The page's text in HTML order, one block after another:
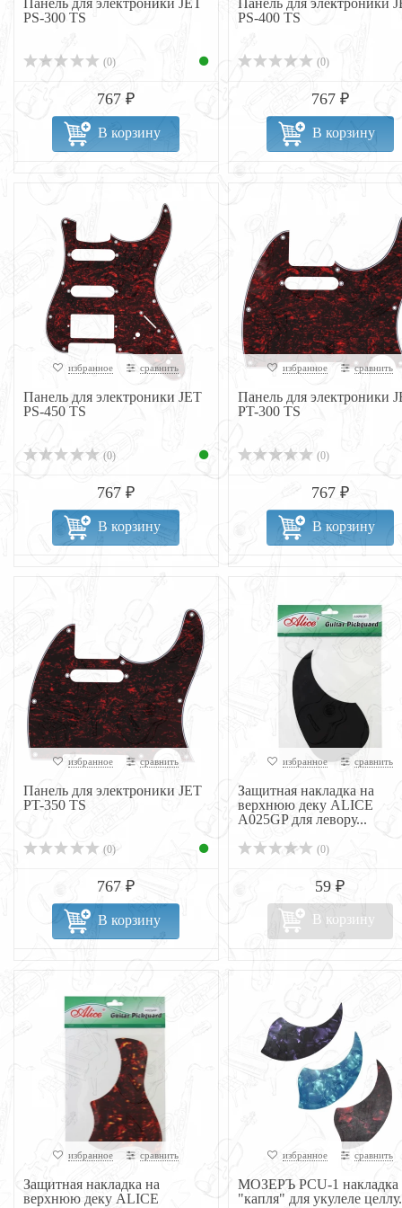
Панель для электроники JET
PS-300 TS
(0)
767 ₽
В корзину
Панель для электроники
PS-400 TS
(0)
767 ₽
В корзину
избранное сравнить
Панель для электроники JET
PS-450 TS
(0)
767 ₽
В корзину
избранное сравнить
Панель для электроники
PT-300 TS
(0)
767 ₽
В корзину
избранное сравнить
Панель для электроники JET
PT-350 TS
(0)
767 ₽
В корзину
избранное сравнить
Защитная накладка на
верхнюю деку ALICE
A025GP для левору...
(0)
59 ₽
В корзину
избранное сравнить
Защитная накладка на
верхнюю деку ALICE
избранное сравнить
МОЗЕРЪ PCU-1 накладка
"капля" для укулеле